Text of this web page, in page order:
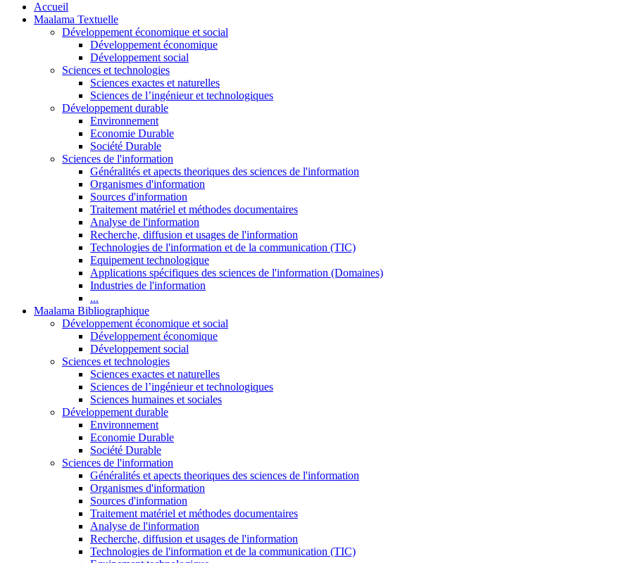
Accueil
Maalama Textuelle
Développement économique et social
Développement économique
Développement social
Sciences et technologies
Sciences exactes et naturelles
Sciences de l’ingénieur et technologiques
Développement durable
Environnement
Economie Durable
Société Durable
Sciences de l'information
Généralités et apects theoriques des sciences de l'information
Organismes d'information
Sources d'information
Traitement matériel et méthodes documentaires
Analyse de l'information
Recherche, diffusion et usages de l'information
Technologies de l'information et de la communication (TIC)
Equipement technologique
Applications spécifiques des sciences de l'information (Domaines)
Industries de l'information
...
Maalama Bibliographique
Développement économique et social
Développement économique
Développement social
Sciences et technologies
Sciences exactes et naturelles
Sciences de l’ingénieur et technologiques
Sciences humaines et sociales
Développement durable
Environnement
Economie Durable
Société Durable
Sciences de l'information
Généralités et apects theoriques des sciences de l'information
Organismes d'information
Sources d'information
Traitement matériel et méthodes documentaires
Analyse de l'information
Recherche, diffusion et usages de l'information
Technologies de l'information et de la communication (TIC)